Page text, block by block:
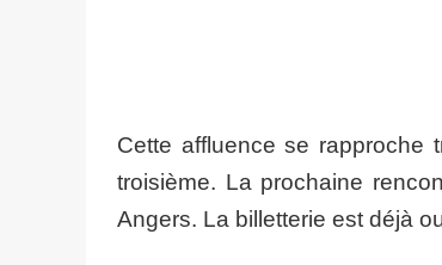
Cette affluence se rapproche
troisième. La prochaine
Angers. La billetterie est déjà